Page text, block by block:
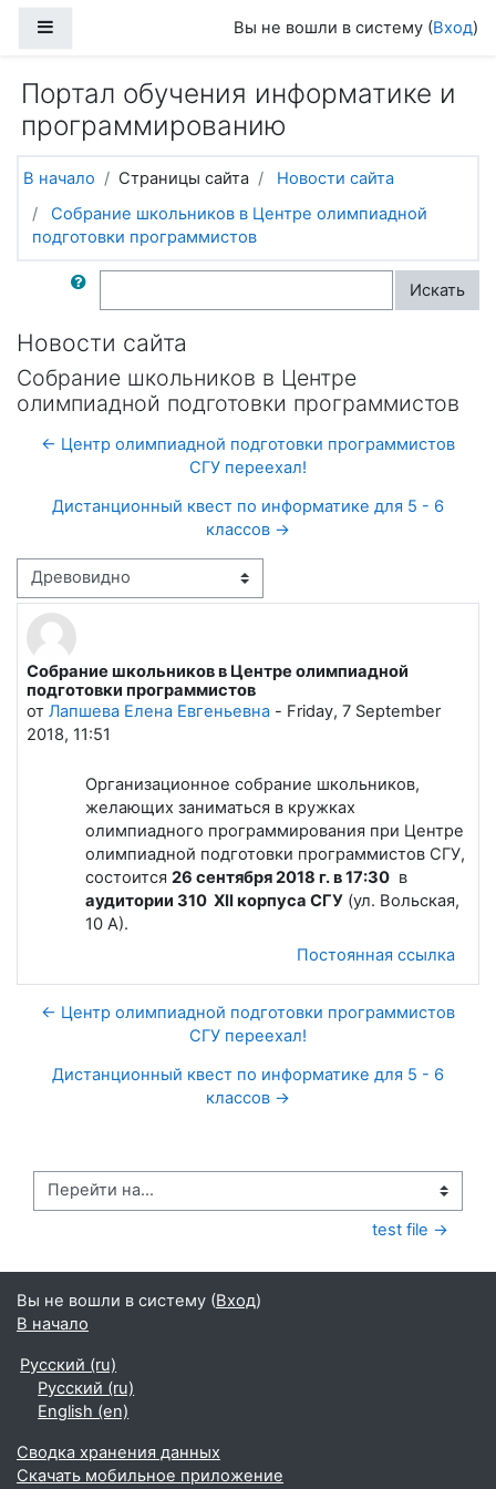
Вы не вошли в систему (Вход)
Портал обучения информатике и
программированию
В начало Страницы сайта
Новости сайта
Собрание школьников в Центре олимпиадной
подготовки программистов
Поиск по форумам Искать
Новости сайта
Собрание школьников в Центре
олимпиадной подготовки программистов
← Центр олимпиадной подготовки программистов
СГУ переехал!
Дистанционный квест по информатике для 5 - 6
классов →
Режим отображения
Собрание школьников в Центре олимпиадной
подготовки программистов
от Лапшева Елена Евгеньевна - Friday, 7 September
2018, 11:51
Количество ответов: 0
Организационное собрание школьников,
желающих заниматься в кружках
олимпиадного программирования при Центре
олимпиадной подготовки программистов СГУ,
состоится 26 сентября 2018 г. в 17:30 в
аудитории 310 XII корпуса СГУ (ул. Вольская,
10 А).
Постоянная ссылка
← Центр олимпиадной подготовки программистов
СГУ переехал!
Дистанционный квест по информатике для 5 - 6
классов →
Перейти на...
test file →
Вы не вошли в систему (Вход)
В начало
Русский ‎(ru)‎
Русский ‎(ru)‎
English ‎(en)‎
Сводка хранения данных
Скачать мобильное приложение